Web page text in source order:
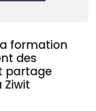
formation
des
partage
Ziwit